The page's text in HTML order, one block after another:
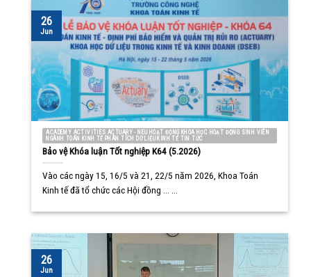
ACADEMY ACTIVITIES ACTUARY - NEU HOẠT ĐỘNG KHOA HỌC HOẠT ĐỘNG SINH VIÊN
NGÀNH TOÁN KINH TẾ PHÂN TÍCH DỮ LIỆU KINH TẾ TIN TỨC
Bảo vệ Khóa luận Tốt nghiệp K64 (5.2026)
Vào các ngày 15, 16/5 và 21, 22/5 năm 2026, Khoa Toán
Kinh tế đã tổ chức các Hội đồng ... ...
26
Jun
26
Jun